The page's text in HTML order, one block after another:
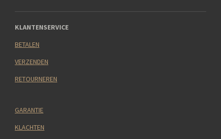
KLANTENSERVICE
BETALEN
VERZENDEN
RETOURNEREN
GARANTIE
KLACHTEN